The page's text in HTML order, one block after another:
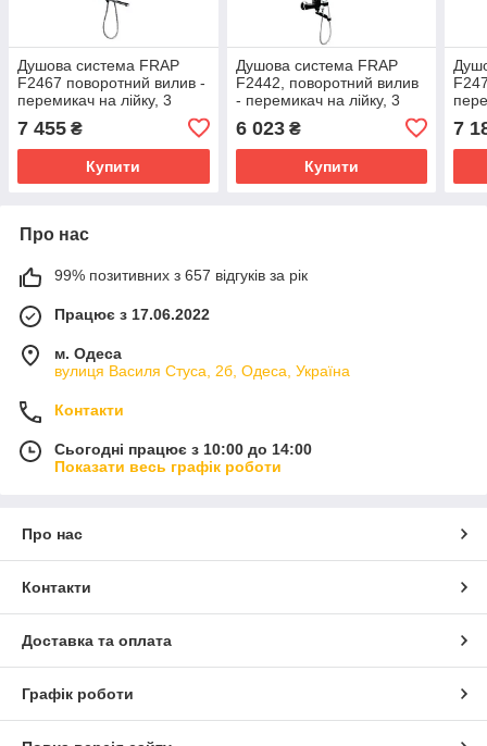
Душова система FRAP
F2467 поворотний вилив -
перемикач на лійку, 3
7 455 ₴
Купити
Душова система FRAP
F2442, поворотний вилив
- перемикач на лійку, 3
6 023₴
Купити
7
Про нас
99% позитивних з 657 відгуків за рік
Працює з 17.06.2022
м. Одеса
вулиця Василя Стуса, 2б, Одеса, Україна
Контакти
Сьогодні працює з 10:00 до 14:00
Показати весь графік роботи
Про нас
Контакти
Доставка та оплата
Графік роботи